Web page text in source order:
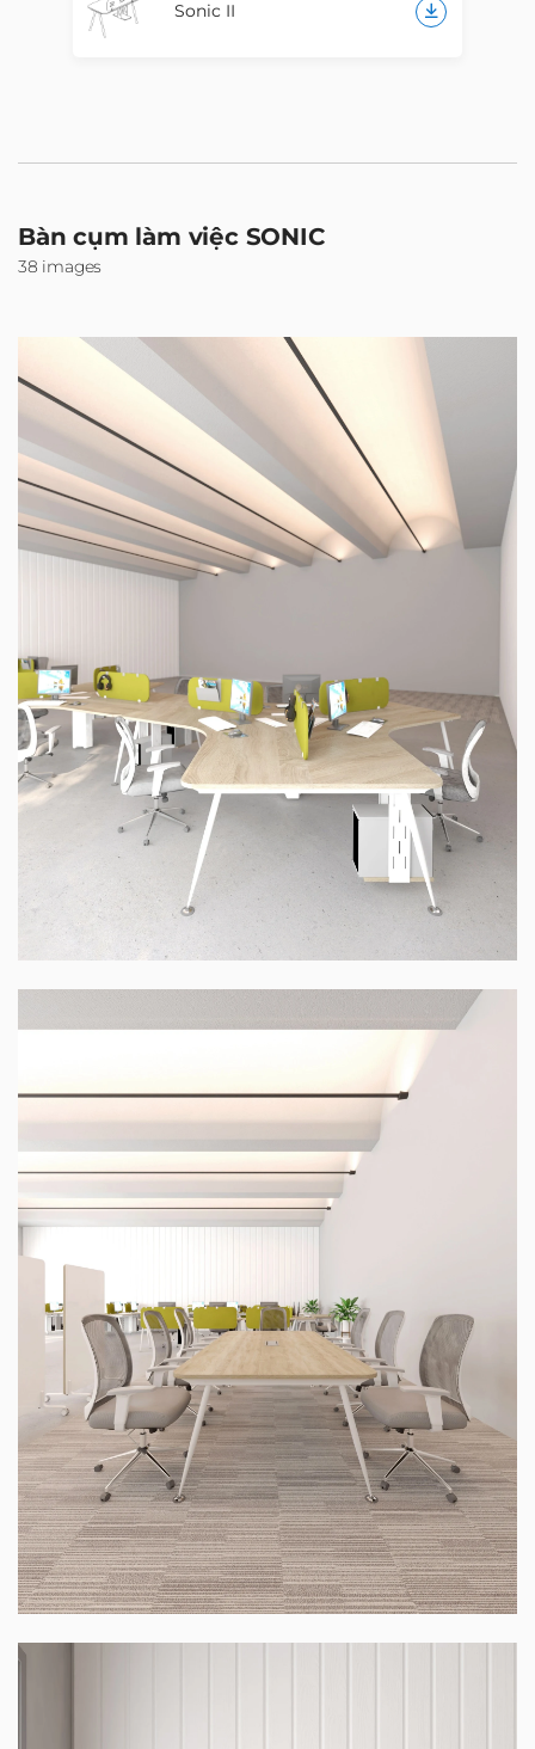
Sonic II
Bàn cụm làm việc SONIC
38 images